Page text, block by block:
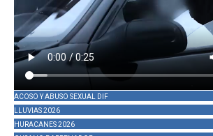
ACOSO Y ABUSO SEXUAL DIF
LLUVIAS 2026
HURACANES 2026